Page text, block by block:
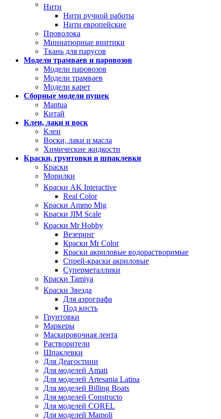
Нити
Нити ручной работы
Нити европейские
Проволока
Миниатюрные винтики
Ткань для парусов
Модели трамваев и паровозов
Модели паровозов
Модели трамваев
Модели карет
Сборные модели пушек
Mantua
Китай
Клеи, лаки и воск
Клеи
Воски, лаки и масла
Химические жидкости
Краски, грунтовки и шпаклевки
Краски
Морилки
Краски AK Interactive
Real Color
Краски Ammo Mig
Краски JIM Scale
Краски Mr Hobby
Везеринг
Краски Mr Color
Краски акриловые водорастворимые
Спрей-краски акриловые
Суперметаллики
Краски Tamiya
Краски Звезда
Для аэрографа
Под кисть
Грунтовки
Маркеры
Маскировочная лента
Растворители
Шпаклевки
Для Деагостини
Для моделей Amati
Для моделей Artesania Latina
Для моделей Billing Boats
Для моделей Constructo
Для моделей COREL
Для моделей Mamoli